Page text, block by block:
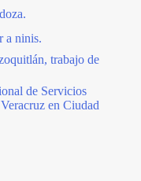
a ninis.
trabajo de
de Servicios
en Ciudad